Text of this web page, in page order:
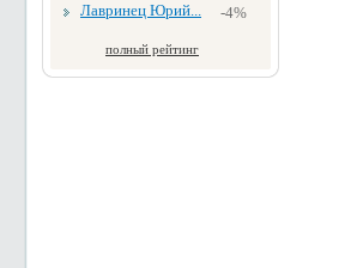
Лавринец Юрий...
-4%
полный рейтинг